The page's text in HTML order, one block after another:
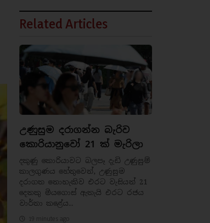
Related Articles
උණුසුම දරාගන්න බැරිව
කොරියානුවෝ 21 ක් මැරිලා
දකුණු කොරියාවට බලපෑ දැඩි උණුසුම්
කාලගුණය හේතුවෙන්, උණුසුම
දරාගත නොහැකිව එරට වැසියන් 21
දෙනකු මියගොස් ඇතැයි එරට රජය
වාර්තා කළේය...
19 minutes ago